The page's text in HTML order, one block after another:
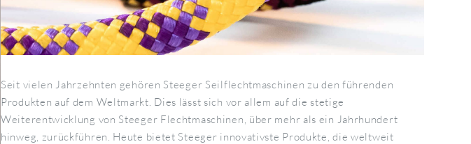
Seit vielen Jahrzehnten gehören Steeger Seilflechtmaschinen zu den führenden
Produkten auf dem Weltmarkt. Dies lässt sich vor allem auf die stetige
Weiterentwicklung von Steeger Flechtmaschinen, über mehr als ein Jahrhundert
hinweg, zurückführen. Heute bietet Steeger innovativste Produkte, die weltweit